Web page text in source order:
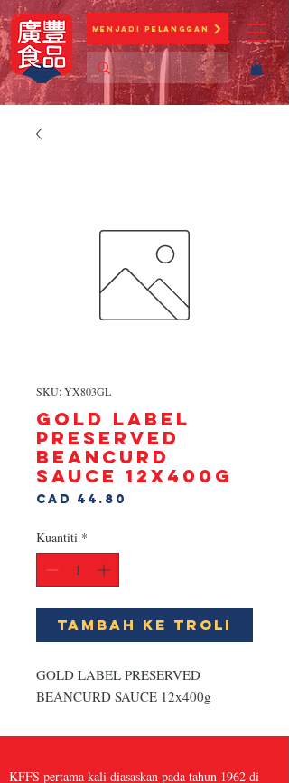
Menjadi Pelanggan
SKU: YX803GL
GOLD LABEL
PRESERVED
BEANCURD
SAUCE 12x400g
CAD 44.80
Kuantiti *
Tambah ke Troli
GOLD LABEL PRESERVED
BEANCURD SAUCE 12x400g
KFFS pertama kali diasaskan pada tahun 1962 di